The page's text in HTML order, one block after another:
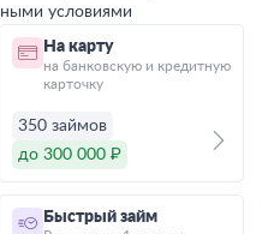
условиями
На карту
на банковскую и кредитную
карточку
350 займов
до 300 000 ₽
Быстрый займ